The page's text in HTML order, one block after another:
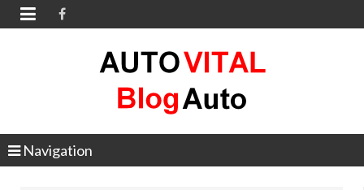

Navigation